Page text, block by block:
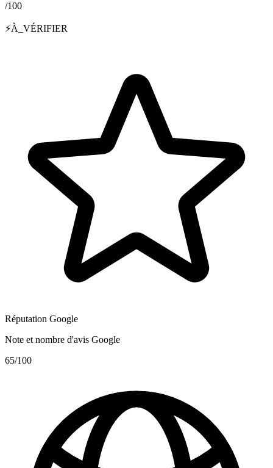
/100
⚡À_VÉRIFIER
Réputation Google
Note et nombre d'avis Google
65/100